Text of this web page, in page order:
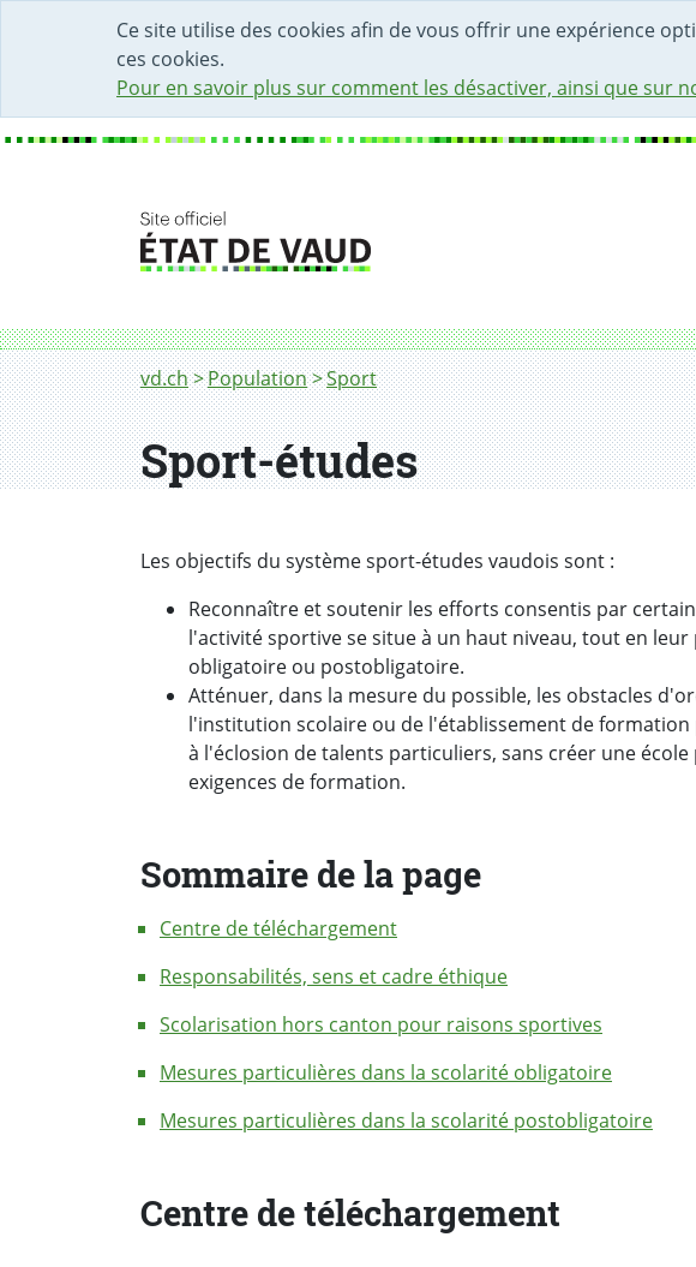
Ce site utilise des cookies afin de vous offrir une expérience
ces cookies.
Pour en savoir plus sur comment les désactiver, ainsi que sur
DÉBUT DU CONTENU DE LA PAGE
ACCÈS AU CHAMP DE RECHERCHE
PAGE D'ACCUEIL
FORMULAIRE DE CONTACT
Fil d'Ariane
vd.ch Population Sport
Sport-études
Sport-études
Les objectifs du système sport-études vaudois sont :
Reconnaître et soutenir les efforts consentis par
l'activité sportive se situe à un haut niveau, tout en
obligatoire ou postobligatoire.
Atténuer, dans la mesure du possible, les obstacles
l'institution scolaire ou de l'établissement de
à l'éclosion de talents particuliers, sans créer une
exigences de formation.
Sommaire de la page
Centre de téléchargement
Responsabilités, sens et cadre éthique
Scolarisation hors canton pour raisons sportives
Mesures particulières dans la scolarité obligatoire
Mesures particulières dans la scolarité postobligatoire
Centre de téléchargement